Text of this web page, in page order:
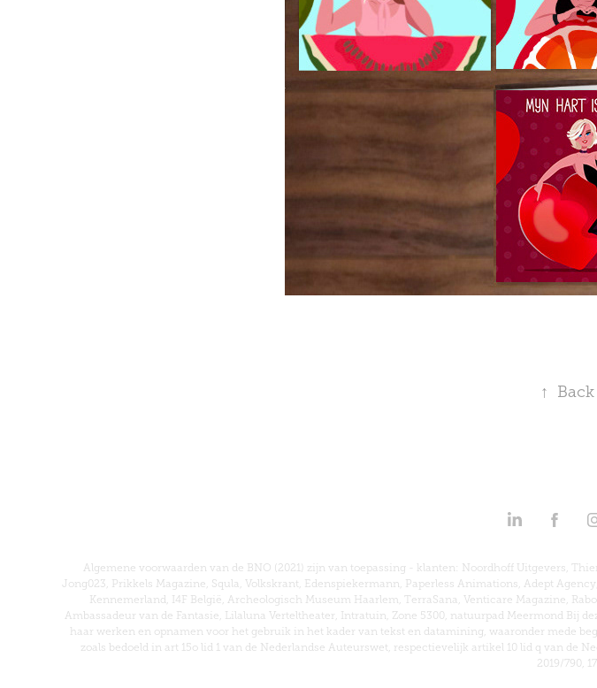
↑
Algemene voorwaarden van de BNO (2021) zijn van toepassing - klanten: Noordhoff Uitgevers,
Jong023, Prikkels Magazine, Squla, Volkskrant, Edenspiekermann, Paperless Animations, Adept
Kennemerland, I4F België, Archeologisch Museum Haarlem, TerraSana, Venticare Magazine,
Ambassadeur van de Fantasie, Lilaluna Verteltheater, Intratuin, Zone 5300, natuurpad Meermond
haar werken en opnamen voor het gebruik in het kader van tekst en datamining, waaronder mede
zoals bedoeld in art 15o lid 1 van de Nederlandse Auteurswet, respectievelijk artikel 10 lid q van de
2019/790,